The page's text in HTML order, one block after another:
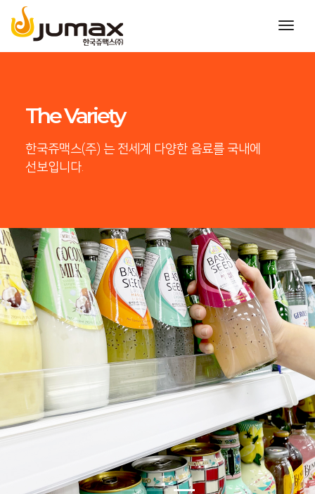
The Variety
한국쥬맥스(주) 는 전세계 다양한 음료를 국내에
선보입니다.